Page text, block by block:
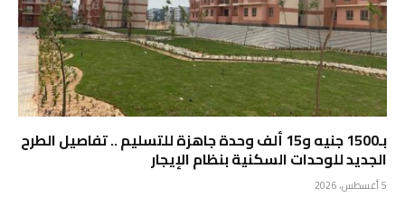
بـ1500 جنيه و15 ألف وحدة جاهزة للتسليم .. تفاصيل الطرح
الجديد للوحدات السكنية بنظام الإيجار
5 أغسطس، 2026